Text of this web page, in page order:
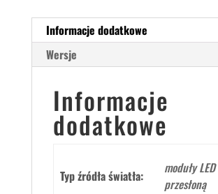
Informacje dodatkowe
Wersje
Informacje
dodatkowe
Typ źródła światła:
moduły
przesłoną